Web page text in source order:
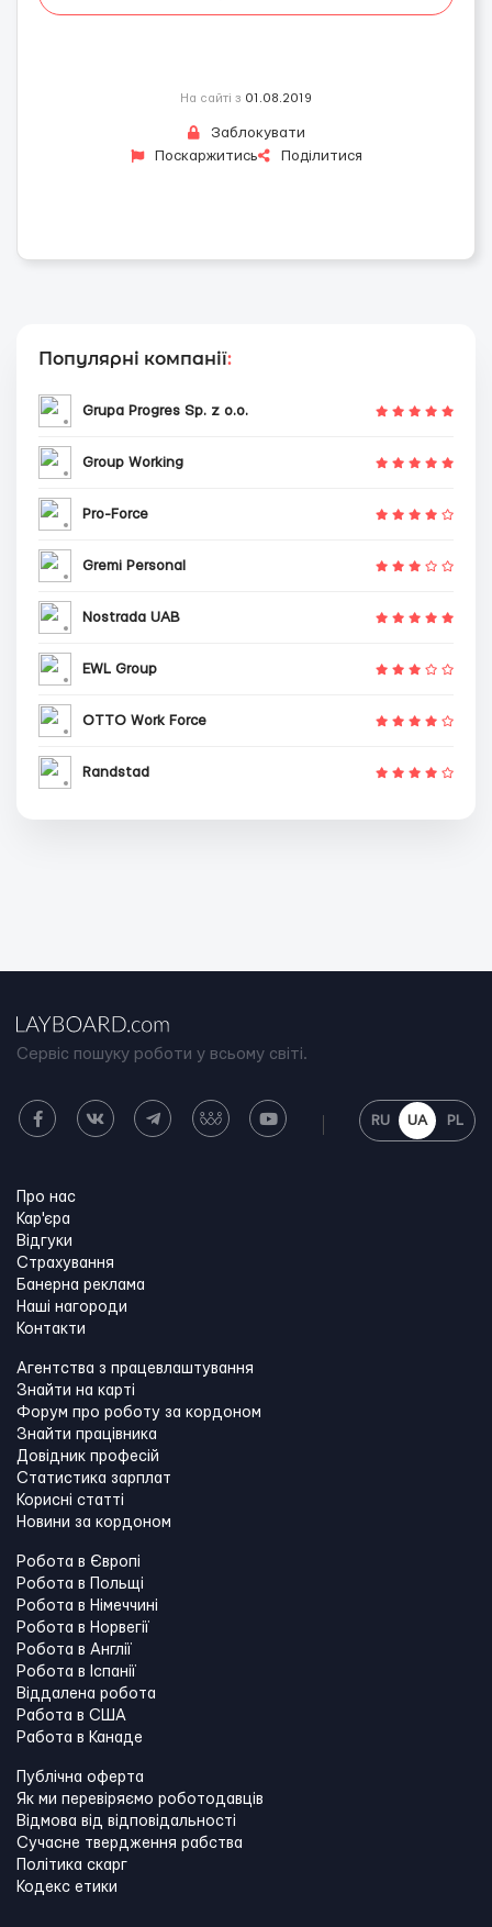
На сайті з 01.08.2019
Заблокувати
Поскаржитись
Поділитися
Популярні компанії:
Grupa Progres Sp. z o.o.
Group Working
Pro-Force
Gremi Personal
Nostrada UAB
EWL Group
OTTO Work Force
Randstad
Сервіс пошуку роботи у всьому світі.
RU UA PL
Про нас
Кар'єра
Відгуки
Страхування
Банерна реклама
Наші нагороди
Контакти
Агентства з працевлаштування
Знайти на карті
Форум про роботу за кордоном
Знайти працівника
Довідник професій
Статистика зарплат
Корисні статті
Новини за кордоном
Робота в Європі
Робота в Польщі
Робота в Німеччині
Робота в Норвегії
Робота в Англії
Робота в Іспанії
Віддалена робота
Работа в США
Работа в Канадe
Публічна оферта
Як ми перевіряємо роботодавців
Відмова від відповідальності
Сучасне твердження рабства
Політика скарг
Кодекс етики